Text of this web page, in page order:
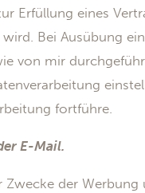
Erfüllung eines
Bei Ausübung
von mir
fortführe.
E-Mail.
der Werbung